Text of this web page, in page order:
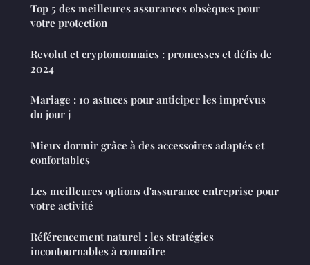
Top 5 des meilleures assurances obsèques pour
votre protection
Revolut et cryptomonnaies : promesses et défis de
2024
Mariage : 10 astuces pour anticiper les imprévus
du jour j
Mieux dormir grâce à des accessoires adaptés et
confortables
Les meilleures options d'assurance entreprise pour
votre activité
Référencement naturel : les stratégies
incontournables à connaître